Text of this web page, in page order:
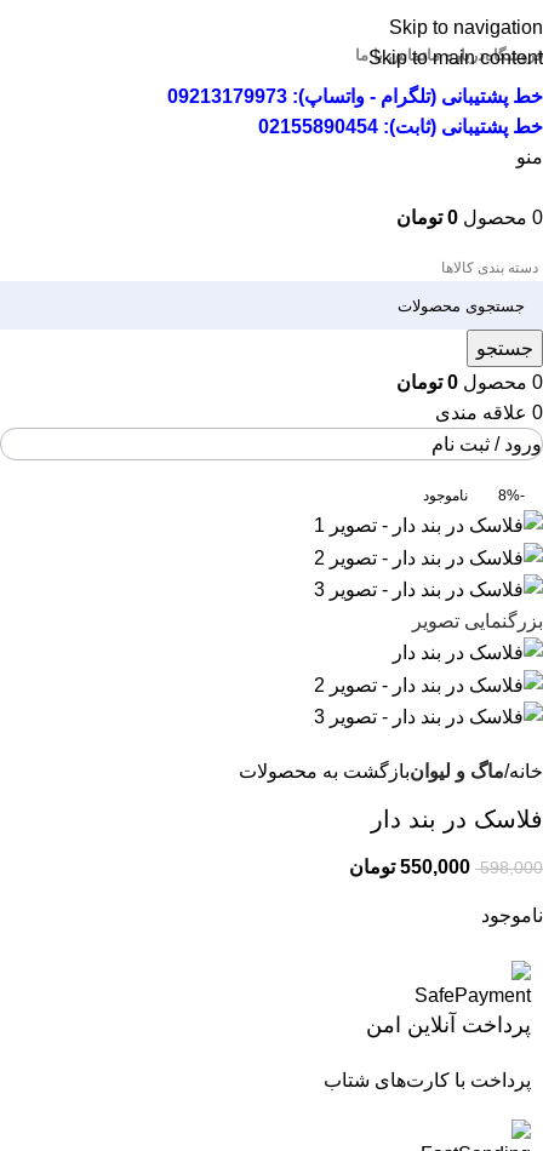
Skip to navigation
Skip to main content
فروشگاهدرباره ماتماس با ما
خط پشتیبانی (تلگرام - واتساپ): 09213179973
خط پشتیبانی (ثابت): 02155890454
منو
0 محصول 0 تومان
دسته بندی کالاها
جستجو
0 محصول 0 تومان
0 علاقه مندی
ورود / ثبت نام
-8% ناموجود
بزرگنمایی تصویر
خانه ماگ و لیوانبازگشت به محصولات
فلاسک در بند دار
598,000
550,000 تومان
ناموجود
پرداخت آنلاین امن
پرداخت با کارت‌های شتاب